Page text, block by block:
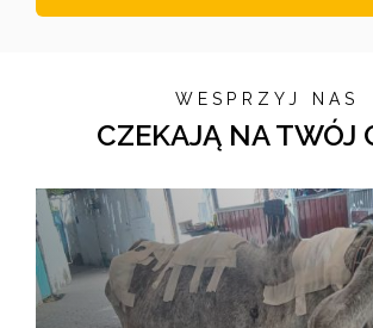
WESPRZYJ NAS
CZEKAJĄ NA TWÓJ